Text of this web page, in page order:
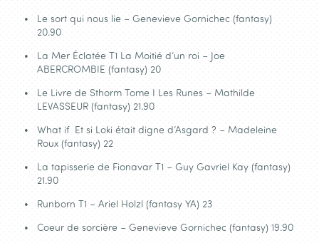
Le sort qui nous lie – Genevieve Gornichec (fantasy)
20.90
La Mer Éclatée T1 La Moitié d’un roi – Joe
ABERCROMBIE (fantasy) 20
Le Livre de Sthorm Tome I Les Runes – Mathilde
LEVASSEUR (fantasy) 21.90
What if Et si Loki était digne d’Asgard ? – Madeleine
Roux (fantasy) 22
La tapisserie de Fionavar T1 – Guy Gavriel Kay (fantasy)
21.90
Runborn T1 – Ariel Holzl (fantasy YA) 23
Coeur de sorcière – Genevieve Gornichec (fantasy) 19.90